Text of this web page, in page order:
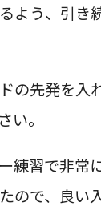
よう、引き
先発を入
い。
練習で非常
ので、良い